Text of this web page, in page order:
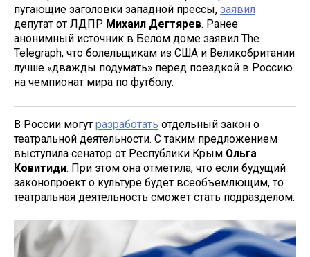
пугающие заголовки западной прессы, заявил
депутат от ЛДПР Михаил Дегтярев. Ранее
анонимный источник в Белом доме заявил The
Telegraph, что болельщикам из США и Великобритании
лучше «дважды подумать» перед поездкой в Россию
на чемпионат мира по футболу.
В России могут разработать отдельный закон о
театральной деятельности. С таким предложением
выступила сенатор от Республики Крым Ольга
Ковитиди. При этом она отметила, что если будущий
законопроект о культуре будет всеобъемлющим, то
театральная деятельность сможет стать подразделом.